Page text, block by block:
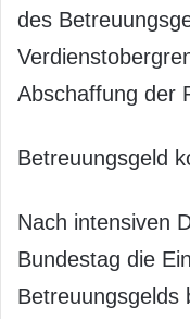
des
Abschaffung der
Betreuungsgeld
Nach intensiven
Bundestag die
Betreuungsgelds